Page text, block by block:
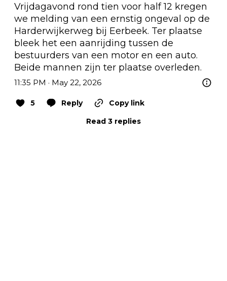
Vrijdagavond rond tien voor half 12 kregen
we melding van een ernstig ongeval op de
Harderwijkerweg bij Eerbeek. Ter plaatse
bleek het een aanrijding tussen de
bestuurders van een motor en een auto.
Beide mannen zijn ter plaatse overleden.
11:35 PM · May 22, 2026
5 Reply
Copy link
Read 3 replies